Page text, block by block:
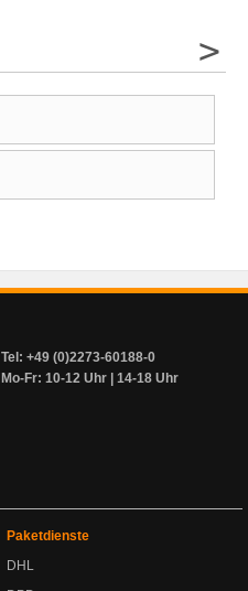
>
Tel: +49 (0)2273-60188-0
Mo-Fr: 10-12 Uhr | 14-18 Uhr
Paketdienste
DHL